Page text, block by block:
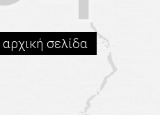
σελίδα